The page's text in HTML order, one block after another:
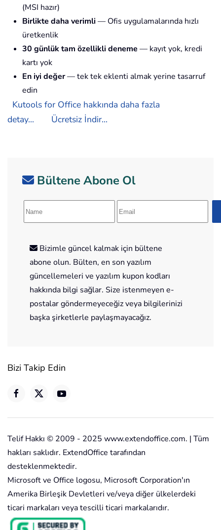
(MSI hazır)
Birlikte daha verimli — Ofis uygulamalarında hızlı
üretkenlik
30 günlük tam özellikli deneme — kayıt yok, kredi
kartı yok
En iyi değer— tek tek eklenti almak yerine tasarruf
edin
Kutools for Office hakkında daha fazla
detay...
Ücretsiz İndir...
Bültene Abone Ol
Bizimle güncel kalmak için bültene
abone olun. Bülten, en son yazılım
güncellemeleri ve yazılım kupon kodları
hakkında bilgi sağlar. Size istenmeyen e-
postalar göndermeyeceğiz veya bilgilerinizi
başka şirketlerle paylaşmayacağız.
Bizi Takip Edin
Telif Hakkı © 2009 - 2025 www.extendoffice.com. | Tüm
hakları saklıdır. ExtendOffice tarafından
desteklenmektedir.
Microsoft ve Office logosu, Microsoft Corporation'ın
Amerika Birleşik Devletleri ve/veya diğer ülkelerdeki
ticari markaları veya tescilli ticari markalarıdır.